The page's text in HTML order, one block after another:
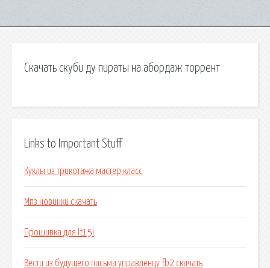
Скачать скуби ду пираты на абордаж торрент
Links to Important Stuff
Куклы из трикотажа мастер класс
Мпз новинки скачать
Прошивка для lt15i
Вести из будущего письма управленцу fb2 скачать